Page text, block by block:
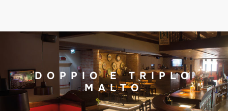
DOPPIO E TRIPLO
MALTO